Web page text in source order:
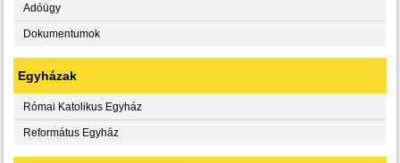
Adóügy
Dokumentumok
Egyházak
Római Katolikus Egyház
Református Egyház